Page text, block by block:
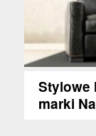
Stylowe
marki